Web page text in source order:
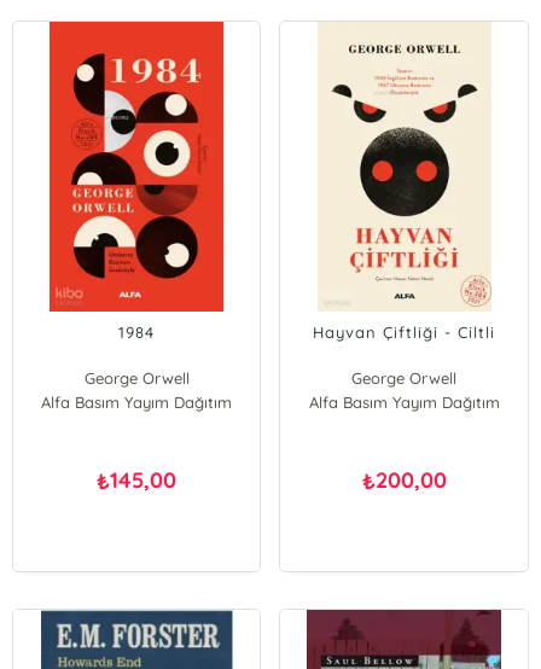
1984
George Orwell
Alfa Basım Yayım Dağıtım
₺145,00
Hayvan Çiftliği - Ciltli
George Orwell
Alfa Basım Yayım Dağıtım
₺200,00